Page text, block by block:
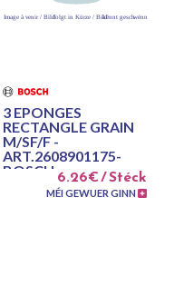
3 EPONGES
RECTANGLE GRAIN
M/SF/F -
ART.2608901175-
BOSCH 6.26€ / Stéck
MÉI GEWUER GINN